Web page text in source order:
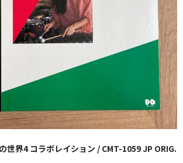
当店のレーベル）
世界4 コラボレイション / CMT-1059 JP ORIG.